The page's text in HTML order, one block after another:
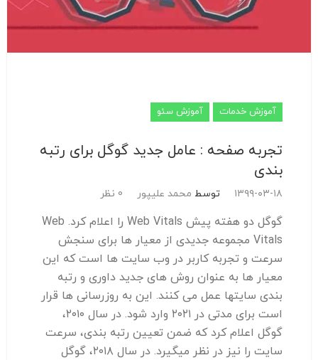
آموزش خدمات آموزش سئو
تجربه صفحه : عامل جدید گوگل برای رتبه
بندی
۱۳۹۹-۰۳-۱۸ توسط محمد علیپور 0 نظر
گوگل دو هفته پیش Web Vitals را اعلام کرد. Web
Vitals مجموعه جدیدی از معیار ها برای سنجش
سرعت و تجربه کاربر در وب سایت ها است که این
معیار ها به عنوان روش های جدید داوری و رتبه
بندی سایتها عمل می کنند. این به روزرسانی ها قرار
است برای مدتی در ۲۰۲۱ وارد شود. در سال ۲۰۱۰،
گوگل اعلام کرد که ضمن تعیین رتبه بندی، سرعت
سایت را نیز در نظر میگیرد. در سال ۲۰۱۸، گوگل